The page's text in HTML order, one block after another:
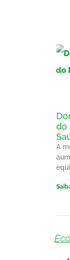
do
A